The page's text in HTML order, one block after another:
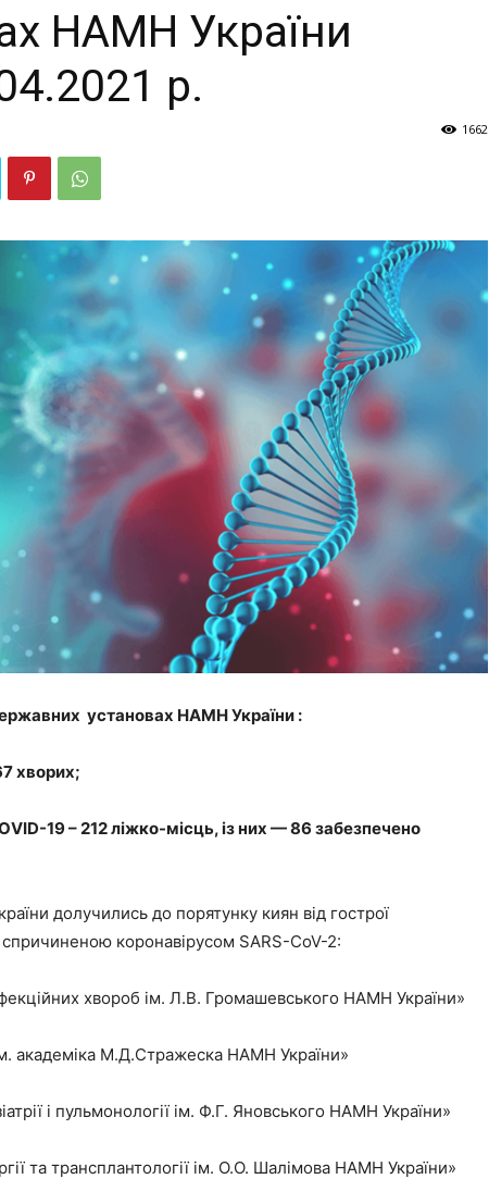
НАМН України
р.
1662
установах НАМН України :
хворих;
19 – 212ліжко-місць, із них — 86 забезпечено
долучились до порятунку киян від гострої
коронавірусом SARS-CoV-2:
хвороб ім. Л.В. Громашевського НАМН України»
академіка М.Д.Стражеска НАМН України»
і пульмонології ім. Ф.Г. Яновського НАМН України»
та трансплантології ім. О.О. Шалімова НАМН України»